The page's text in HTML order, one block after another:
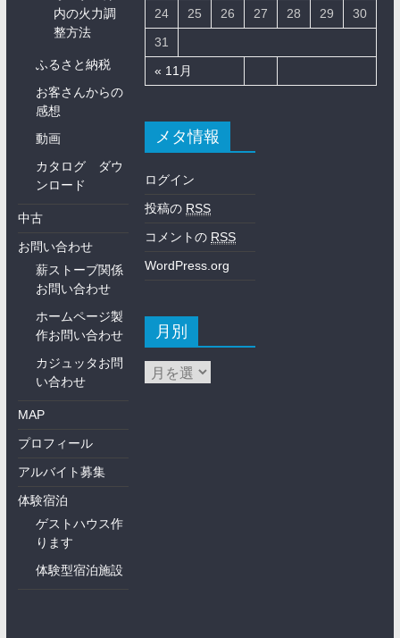
内の火力調
整方法
ふるさと納税
お客さんからの
感想
動画
カタログ ダウ
ンロード
中古
お問い合わせ
薪ストーブ関係
お問い合わせ
ホームページ製
作お問い合わせ
カジュッタお問
い合わせ
MAP
プロフィール
アルバイト募集
体験宿泊
ゲストハウス作
ります
体験型宿泊施設
« 11月
24
25 26 27 28 29
30
31
メタ情報
ログイン
投稿の RSS
コメントの RSS
WordPress.org
月別